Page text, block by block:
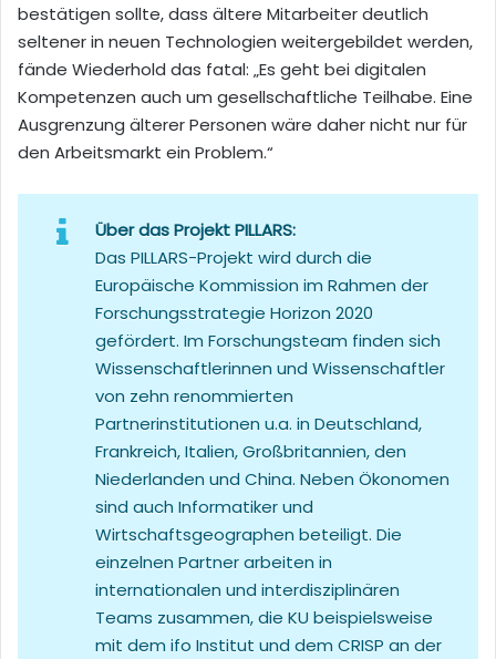
bestätigen sollte, dass ältere Mitarbeiter deutlich
seltener in neuen Technologien weitergebildet werden,
fände Wiederhold das fatal: „Es geht bei digitalen
Kompetenzen auch um gesellschaftliche Teilhabe. Eine
Ausgrenzung älterer Personen wäre daher nicht nur für
den Arbeitsmarkt ein Problem.“
Über das Projekt PILLARS:
Das PILLARS-Projekt wird durch die
Europäische Kommission im Rahmen der
Forschungsstrategie Horizon 2020
gefördert. Im Forschungsteam finden sich
Wissenschaftlerinnen und Wissenschaftler
von zehn renommierten
Partnerinstitutionen u.a. in Deutschland,
Frankreich, Italien, Großbritannien, den
Niederlanden und China. Neben Ökonomen
sind auch Informatiker und
Wirtschaftsgeographen beteiligt. Die
einzelnen Partner arbeiten in
internationalen und interdisziplinären
Teams zusammen, die KU beispielsweise
mit dem ifo Institut und dem CRISP an der